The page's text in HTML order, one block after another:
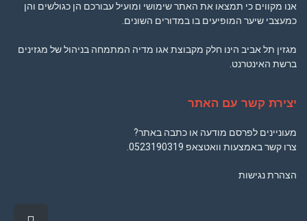
אנו מקווים כי תמצאו את האתר שימושי ומועיל עבורכם הן כגולשים והן
כמעצבי שיער המופיעים בו במדורים השונים.
מגזין תל אביב הינו חלק מקבוצת אגו מדיה המתמחה בניהול של מגזינים
ברשת האינטרנט.
יצירת קשר עם האתר
מעוניינים לפרסם מודעה או כתבה באתר?
צרו קשר באמצעות וואטצאפ 0523190319
הצהרת נגישות